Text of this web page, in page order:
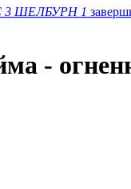
3 ШЕЛБУРН 1
-